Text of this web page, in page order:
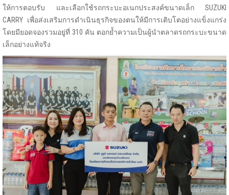
ให้การตอบรับ และเลือกใช้รถกระบะอเนกประสงค์ขนาดเล็ก SUZUKI
CARRY เพื่อส่งเสริมการดำเนินธุรกิจของตนให้มีการเติบโตอย่างแข็งแกร่ง
โดยมียอดจองรวมอยู่ที่ 310 คัน ตอกย้ำความเป็นผู้นำตลาดรถกระบะขนาด
เล็กอย่างแท้จริง